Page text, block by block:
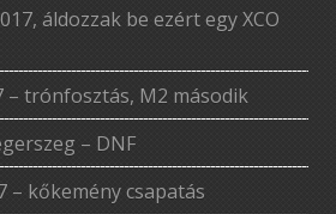
áldozzak be ezért egy XCO
– trónfosztás, M2 második
– DNF
– kőkemény csapatás